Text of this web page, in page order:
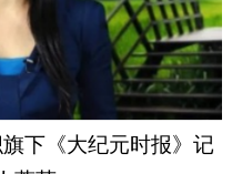
旗下《大纪元时报》记